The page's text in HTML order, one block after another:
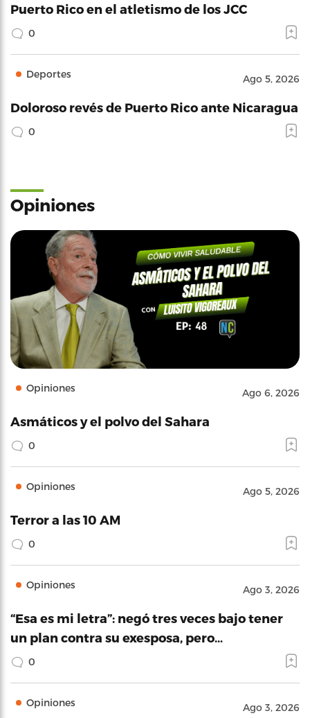
Puerto Rico en el atletismo de los JCC
0
Deportes Ago 5, 2026
Doloroso revés de Puerto Rico ante Nicaragua
0
Opiniones
Opiniones Ago 6, 2026
Asmáticos y el polvo del Sahara
0
Opiniones Ago 5, 2026
Terror a las 10 AM
0
Opiniones Ago 3, 2026
“Esa es mi letra”: negó tres veces bajo tener
un plan contra su exesposa, pero…
0
Opiniones Ago 3, 2026